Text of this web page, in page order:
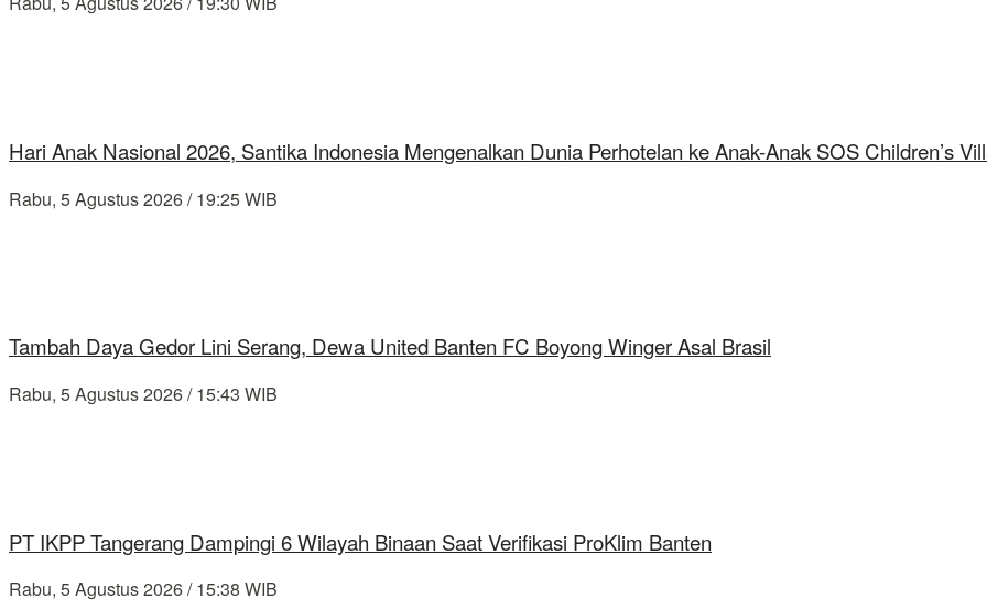
Hari Anak Nasional 2026, Santika Indonesia Mengenalkan Dunia Perhotelan ke Anak-Anak SOS Children’s
Rabu, 5 Agustus 2026 / 19:25 WIB
Tambah Daya Gedor Lini Serang, Dewa United Banten FC Boyong Winger Asal Brasil
Rabu, 5 Agustus 2026 / 15:43 WIB
PT IKPP Tangerang Dampingi 6 Wilayah Binaan Saat Verifikasi ProKlim Banten
Rabu, 5 Agustus 2026 / 15:38 WIB